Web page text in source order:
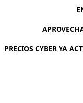
PRECIOS CYBER YA